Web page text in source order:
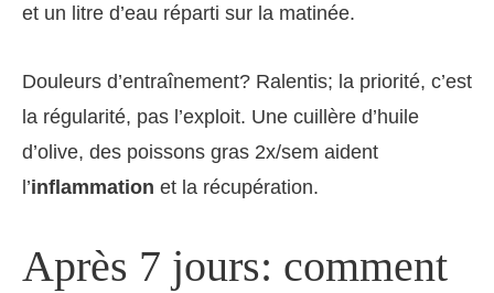
et un litre d’eau réparti sur la matinée.
Douleurs d’entraînement? Ralentis; la priorité, c’est
la régularité, pas l’exploit. Une cuillère d’huile
d’olive, des poissons gras 2x/sem aident
l’inflammation et la récupération.
Après 7 jours: comment